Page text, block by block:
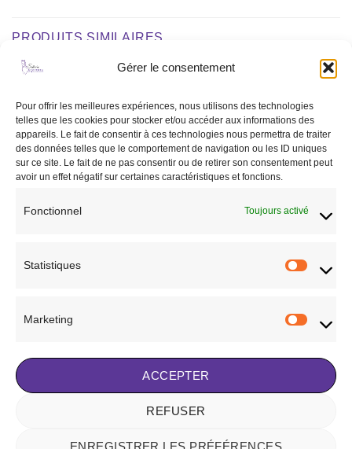
Gérer le consentement
Pour offrir les meilleures expériences, nous utilisons des technologies
telles que les cookies pour stocker et/ou accéder aux informations des
appareils. Le fait de consentir à ces technologies nous permettra de traiter
des données telles que le comportement de navigation ou les ID uniques
sur ce site. Le fait de ne pas consentir ou de retirer son consentement peut
avoir un effet négatif sur certaines caractéristiques et fonctions.
Fonctionnel Toujours activé
Statistiques
Marketing
ACCEPTER
REFUSER
ENREGISTRER LES PRÉFÉRENCES
PRODUITS SIMILAIRES
Ajouter
à la liste
de
souhaits
59,99€
produit
variations.
Les
Ajouter à la liste de
Ajouter
à la liste
de
souhaits
Soundless strass marine
variations.
options
souhaits
Visa Stripe
NOTRE HISTOIRE BLOG CONTACT FAQ